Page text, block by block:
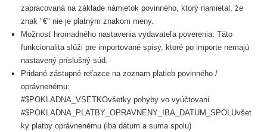
zapracovaná na základe námietok povinného, ktorý namietal, že
znak "€" nie je platným znakom meny.
Možnosť hromadného nastavenia vydavateľa poverenia. Táto
funkcionalita slúži pre importované spisy, ktoré po importe nemajú
nastavený príslušný súd.
Pridané zástupné reťazce na zoznam platieb povinného /
oprávnenému:
#$POKLADNA_VSETKOvšetky pohyby vo vyúčtovaní
#$POKLADNA_PLATBY_OPRAVNENY_IBA_DATUM_SPOLUvšet
ky platby oprávnenému (iba dátum a suma spolu)